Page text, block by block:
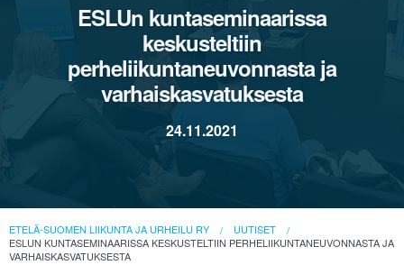
ESLUn kuntaseminaarissa
keskusteltiin
perheliikuntaneuvonnasta ja
varhaiskasvatuksesta
24.11.2021
ETELÄ-SUOMEN LIIKUNTA JA URHEILU RY
UUTISET
ESLUN KUNTASEMINAARISSA KESKUSTELTIIN PERHELIIKUNTANEUVONNASTA JA
VARHAISKASVATUKSESTA